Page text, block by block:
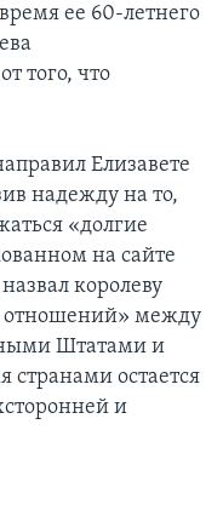
ее 60-летнего
того, что
Елизавете
надежду на то,
«долгие
на сайте
королеву
отношений» между
Штатами и
странами остается
и